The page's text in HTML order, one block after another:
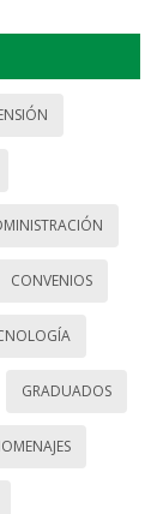
CONVENIOS
GRADUADOS